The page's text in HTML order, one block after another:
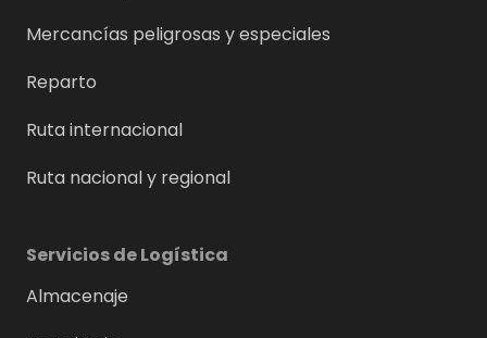
Mercancías peligrosas y especiales
Reparto
Ruta internacional
Ruta nacional y regional
Servicios de Logística
Almacenaje